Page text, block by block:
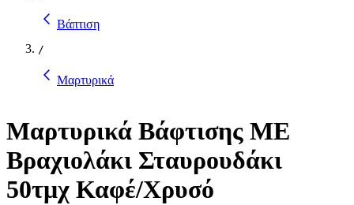
Βάπτιση
/
Μαρτυρικά
Μαρτυρικά Βάφτισης ME
Βραχιολάκι Σταυρουδάκι
50τμχ Καφέ/Χρυσό